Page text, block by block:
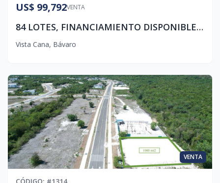
VENTA
US$ 99,792
84 LOTES, FINANCIAMIENTO DISPONIBLES EN VISTA CANA
Vista Cana, Bávaro
VENTA